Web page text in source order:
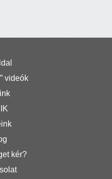
videók
kér?